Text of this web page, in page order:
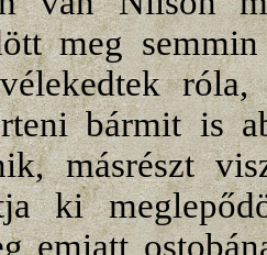
meg
bármit is
másrészt
ki
emiatt